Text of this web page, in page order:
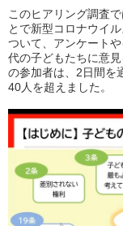
このヒアリング調査
とで新型コロナウイ
ついて、アンケート
代の子どもたちに意
の参加者は、2日間を
40人を超えました。